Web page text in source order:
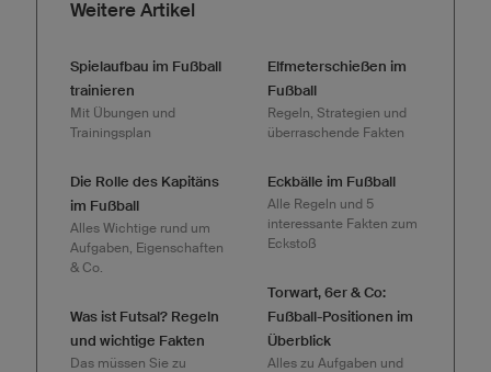
Weitere Artikel
Spielaufbau im Fußball
trainieren
Mit Übungen und
Trainingsplan
Die Rolle des Kapitäns
im Fußball
Alles Wichtige rund um
Aufgaben, Eigenschaften
& Co.
Was ist Futsal? Regeln
und wichtige Fakten
Das müssen Sie zu
Elfmeterschießen im
Fußball
Regeln, Strategien und
überraschende Fakten
Eckbälle im Fußball
Alle Regeln und 5
interessante Fakten zum
Eckstoß
Torwart, 6er & Co:
Fußball-Positionen im
Überblick
Alles zu Aufgaben und